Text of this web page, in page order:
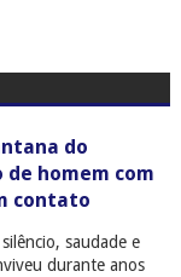
do
homem com
contato
saudade e
durante anos